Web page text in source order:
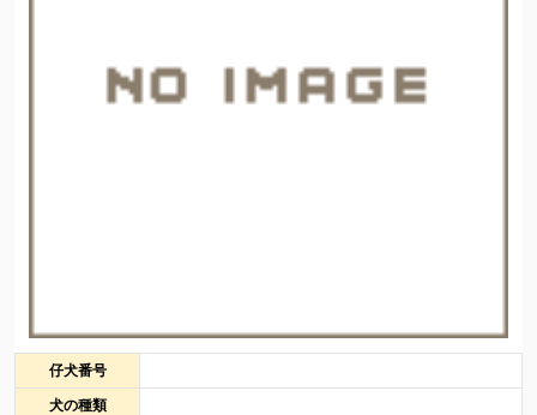
仔犬番号
犬の種類